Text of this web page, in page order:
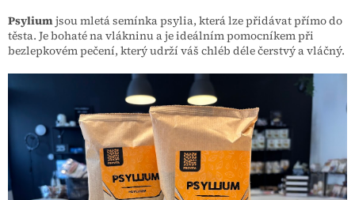
Psyliumjsou mletá semínka psylia, která lze přidávat přímo do
těsta. Je bohaté na vlákninu a je ideálním pomocníkem při
bezlepkovém pečení, který udrží váš chléb déle čerstvý a vláčný.